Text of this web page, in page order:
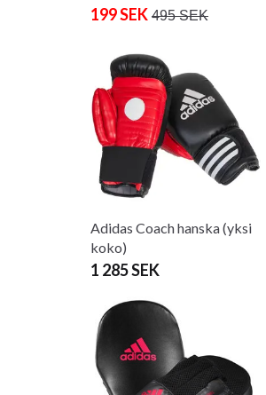
199 SEK 495 SEK
Adidas Coach hanska (yksi
koko)
1 285 SEK